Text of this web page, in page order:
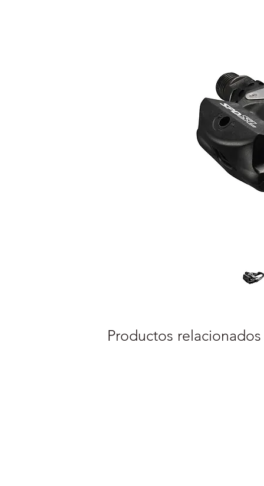
Productos relacionados